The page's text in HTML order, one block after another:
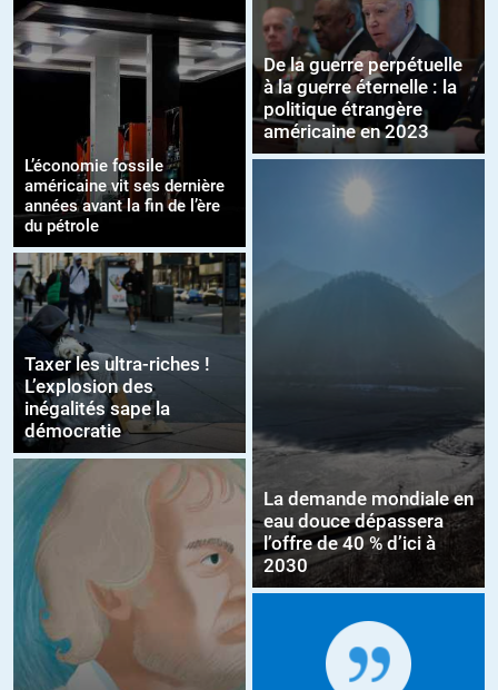
L’économie fossile
américaine vit ses dernière
années avant la fin de l’ère
du pétrole
Taxer les ultra-riches !
L’explosion des
inégalités sape la
démocratie
De la guerre perpétuelle
à la guerre éternelle : la
politique étrangère
américaine en 2023
La demande mondiale en
eau douce dépassera
l’offre de 40 % d’ici à
2030